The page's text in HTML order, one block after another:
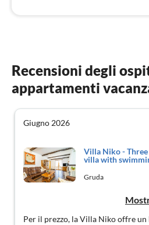
Recensioni degli
appartamenti
Giugno 2026
Villa Niko -
villa with
Gruda
Per il prezzo, la Villa Niko offre un